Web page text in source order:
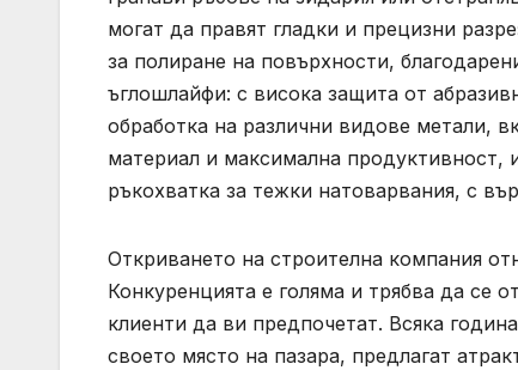
могат да правят гладки и прецизни
за полиране на повърхности,
ъглошлайфи: с висока защита от
обработка на различни видове метали,
материал и максимална продуктивност,
ръкохватка за тежки натоварвания, с
Откриването на строителна компания
Конкуренцията е голяма и трябва да се
клиенти да ви предпочетат. Всяка
своето място на пазара, предлагат